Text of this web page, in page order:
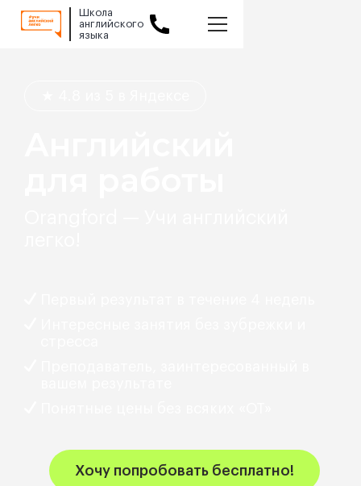
Slide 1 of 2.
Школа
английского
языка
Хочу попробовать бесплатно!